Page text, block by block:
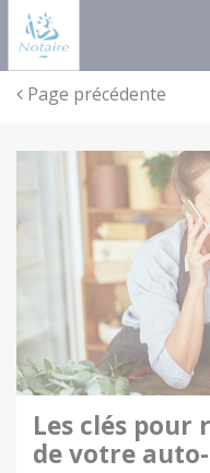
Page précédente
les clés pour réussir la création
de votre
Panneau de gestion des